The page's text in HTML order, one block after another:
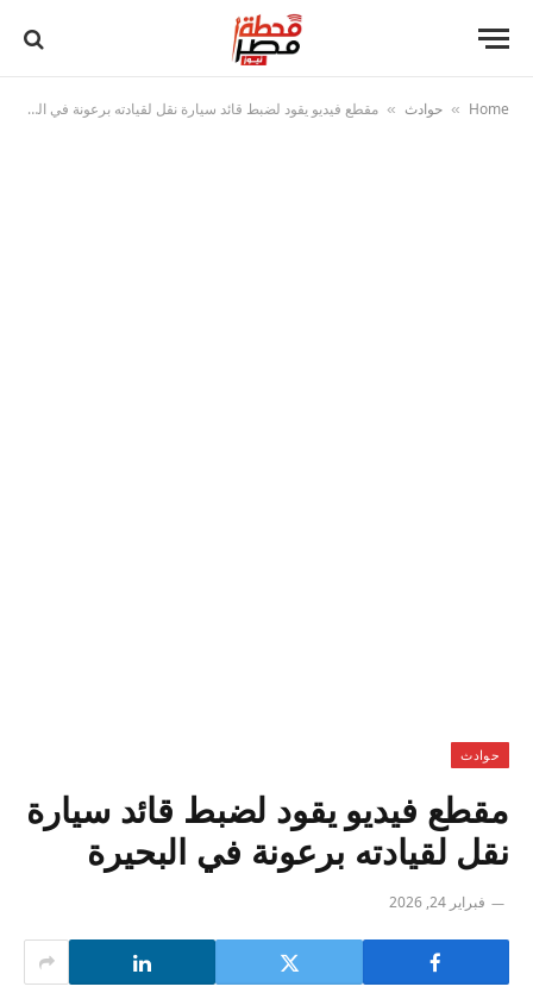
Home
» حوادث » مقطع فيديو يقود لضبط قائد سيارة نقل لقيادته برعونة في البحيرة
حوادث
مقطع فيديو يقود لضبط قائد سيارة
نقل لقيادته برعونة في البحيرة
فبراير 24, 2026